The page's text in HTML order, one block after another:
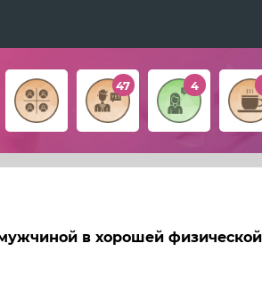
47 4
в хорошей